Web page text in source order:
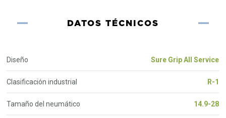
DATOS TÉCNICOS
Diseño Sure Grip All Service
Clasificación industrial R-1
Tamaño del neumático 14.9-28